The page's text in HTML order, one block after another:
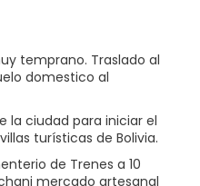
temprano. Traslado al
domestico al
la ciudad para iniciar el
turísticas de Bolivia.
de Trenes a 10
mercado artesanal